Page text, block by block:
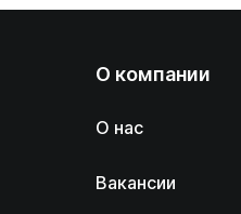
О компании
О нас
Вакансии